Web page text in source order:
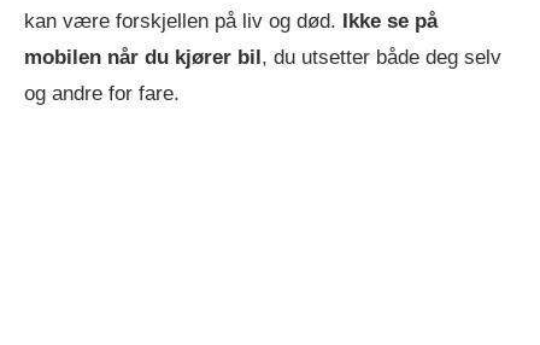
kan være forskjellen på liv og død. Ikke se på
mobilen når du kjører bil, du utsetter både deg selv
og andre for fare.